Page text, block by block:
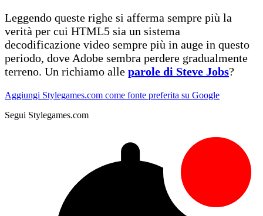
Leggendo queste righe si afferma sempre più la
verità per cui HTML5 sia un sistema
decodificazione video sempre più in auge in questo
periodo, dove Adobe sembra perdere gradualmente
terreno. Un richiamo alle parole di Steve Jobs?
Aggiungi Stylegames.com come fonte preferita su Google
Segui Stylegames.com